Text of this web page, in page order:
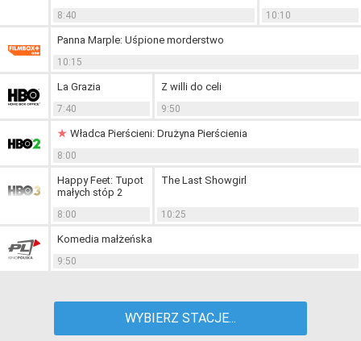
8:40 10:10
Panna Marple: Uśpione morderstwo
10:15
La Grazia
7:40
Z willi do celi
9:50
Władca Pierścieni: Drużyna Pierścienia
8:00
Happy Feet: Tupot
małych stóp 2
8:00
The Last Showgirl
10:25
Komedia małżeńska
9:50
WYBIERZ STACJE...